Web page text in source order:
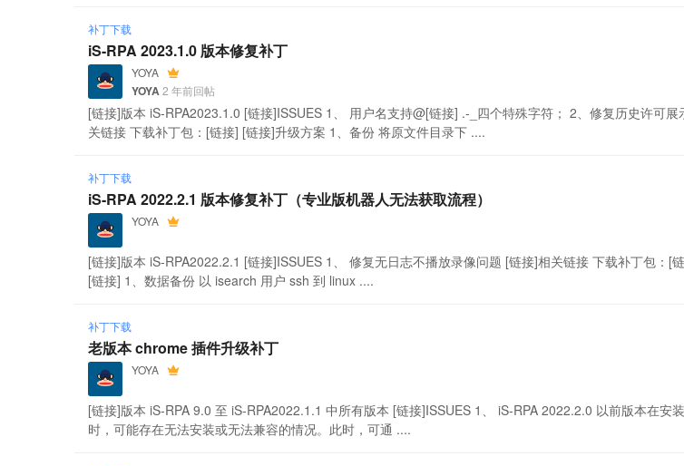
补丁下载
iS-RPA 2023.1.0 版本修复补丁
YOYA
YOYA2 年前回帖
[链接]版本 iS-RPA2023.1.0 [链接]ISSUES 1、 用户名支持@[链接] .-_四个特殊字符； 2、修复历史许可展
关链接 下载补丁包：[链接] [链接]升级方案 1、备份 将原文件目录下 ....
补丁下载
iS-RPA 2022.2.1 版本修复补丁（专业版机器人无法获取流程）
YOYA
[链接]版本 iS-RPA2022.2.1 [链接]ISSUES 1、 修复无日志不播放录像问题 [链接]相关链接 下载补丁包：[
[链接] 1、数据备份 以 isearch 用户 ssh 到 linux ....
补丁下载
老版本 chrome 插件升级补丁
YOYA
[链接]版本 iS-RPA 9.0 至 iS-RPA2022.1.1 中所有版本 [链接]ISSUES 1、 iS-RPA 2022.2.0 以前版本在安
时，可能存在无法安装或无法兼容的情况。此时，可通 ....